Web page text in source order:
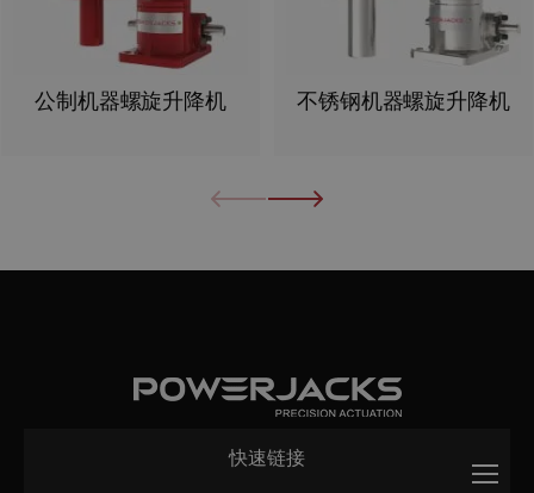
公制机器螺旋升降机 不锈钢机器螺旋升降机
快速链接